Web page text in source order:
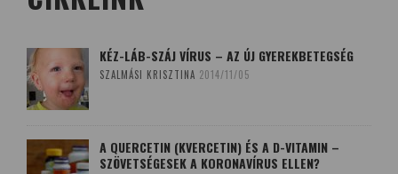
KÉZ-LÁB-SZÁJ VÍRUS – AZ ÚJ GYEREKBETEGSÉG
SZALMÁSI KRISZTINA 2014/11/05
A QUERCETIN (KVERCETIN) ÉS A D-VITAMIN –
SZÖVETSÉGESEK A KORONAVÍRUS ELLEN?